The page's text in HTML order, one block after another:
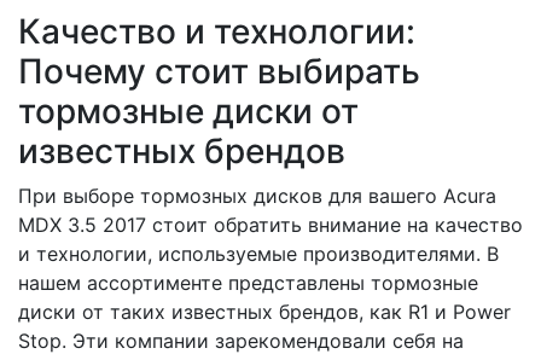
Качество и технологии:
Почему стоит выбирать
тормозные диски от
известных брендов
При выборе тормозных дисков для вашего Acura
MDX 3.5 2017 стоит обратить внимание на качество
и технологии, используемые производителями. В
нашем ассортименте представлены тормозные
диски от таких известных брендов, как R1 и Power
Stop. Эти компании зарекомендовали себя на